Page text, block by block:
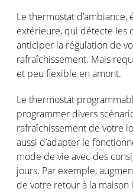
Le thermostat d’ambiance,
extérieure, qui détecte les
anticiper la régulation de
rafraîchissement. Mais
et peu flexible enamont.
Le thermostat
programmer divers
rafraîchissement de votre
aussi d’adapter le
mode de vie avec des
jours. Par exemple,
de votre retour à la maison